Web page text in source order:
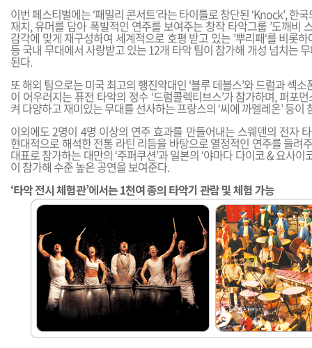
이번 페스티벌에는 ‘패밀리 콘서트’라는 타이틀로 창단된 ‘Knock', 한
재치, 유머를 담아 폭발적인 연주를 보여주는 창작 타악그룹 ’도깨비
감각에 맞게 재구성하여 세계적으로 호평 받고 있는 ’뿌리패‘를 비롯
등 국내 무대에서 사랑받고 있는 12개 타악 팀이 참가해 개성 넘치는
된다.
또 해외 팀으로는 미국 최고의 행진악대인 ‘블루 데블스’와 드럼과 섹
이 어우러지는 퓨전 타악의 정수 ‘드럼콜렉티브스’가 참가하며, 퍼포
켜 다양하고 재미있는 무대를 선사하는 프랑스의 ‘씨에 까멜레온’ 등이
이외에도 2명이 4명 이상의 연주 효과를 만들어내는 스웨덴의 전자 타
현대적으로 해석한 전통 라틴 리듬을 바탕으로 열정적인 연주를 들려
대표로 참가하는 대만의 ‘주퍼쿠션’과 일본의 ‘야마다 다이코 & 요사이
이 참가해 수준 높은 공연을 보여준다.
‘타악 전시 체험관’에서는 1천여 종의 타악기 관람 및 체험 가능